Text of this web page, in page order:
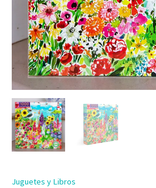
Juguetes y Libros